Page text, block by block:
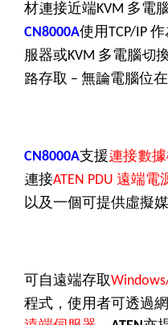
材連接近端KVM 多電
CN8000A使用TCP/IP
服器或KVM 多電腦切
路存取 – 無論電腦位
CN8000A支援連接數
連接ATEN PDU 遠端電
以及一個可提供虛擬
可自遠端存取
程式，使用者可透過